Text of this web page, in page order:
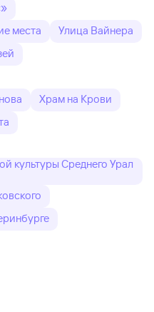
места
Улица Вайнера
Храм на Крови
культуры Среднего Урал